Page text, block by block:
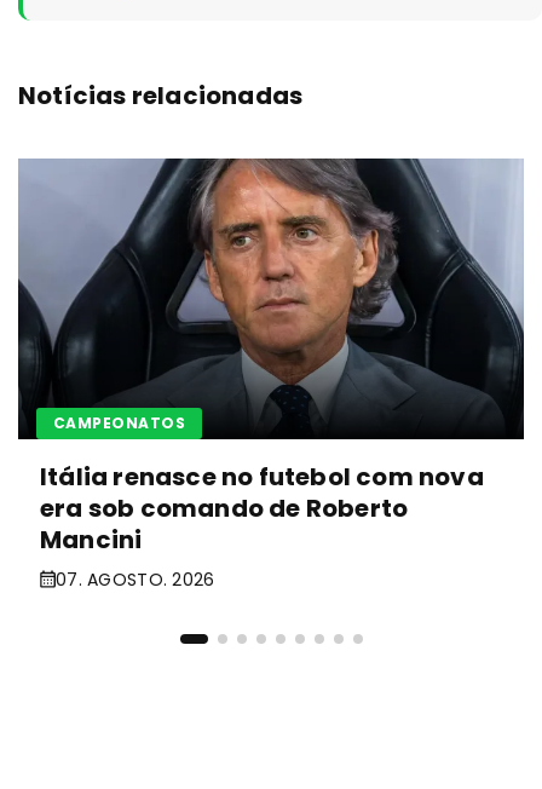
Notícias relacionadas
CAMPEONATOS
Itália renasce no futebol com nova
era sob comando de Roberto
Mancini
07. AGOSTO. 2026